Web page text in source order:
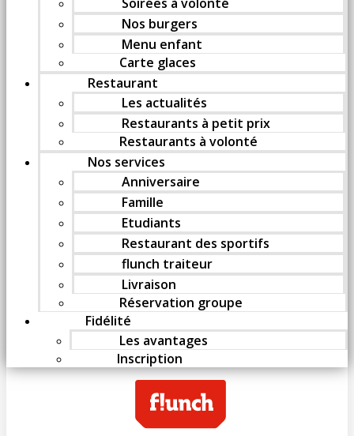
Nos burgers
Menu enfant
Carte glaces
Restaurant
Les actualités
Restaurants à petit prix
Restaurants à volonté
Nos services
Anniversaire
Famille
Etudiants
Restaurant des sportifs
flunch traiteur
Livraison
Réservation groupe
Fidélité
Les avantages
Inscription